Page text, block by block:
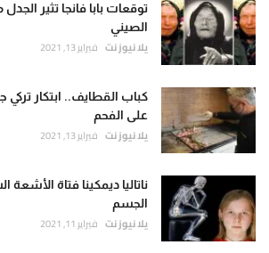
توقعات بابا فانجا تثير
الصيني
يلا نيوز نت فبراير 13, 2021
كباب القطايف.. ابتكار
على الفحم
يلا نيوز نت فبراير 13, 2021
ناتاليا ديمكينا فتاة الأشعة
الجسم
يلا نيوز نت فبراير 11, 2021